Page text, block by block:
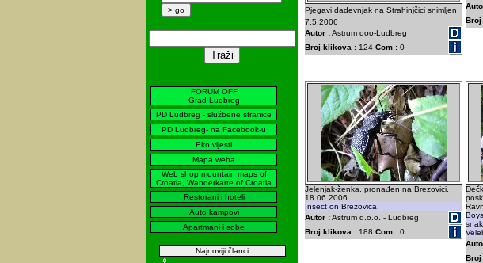
FORUM OFF
Grad Ludbreg
PD Ludbreg - službene stranice
PD Ludbreg- na Facebook-u
Eko vijesti
Mapa weba
Web shop mountain maps of
Croatia, Wanderkarte of Croatia
Restorani i hoteli
Auto kampovi
Apartmani i sobe
Najnoviji članci
Pjegavi dadevnjak na Strahinjčici snimljen
7.5.2006
Autor :Astrum doo-Ludbreg
Broj klikova : 124 Com : 0
Jelenjak-ženka, pronađen na Brezovici.
18.06.2006.
Insect on Brezovica.
Autor :Astrum d.o.o. - Ludbreg
Broj klikova : 188 Com : 0